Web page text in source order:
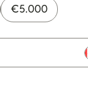
€5.000